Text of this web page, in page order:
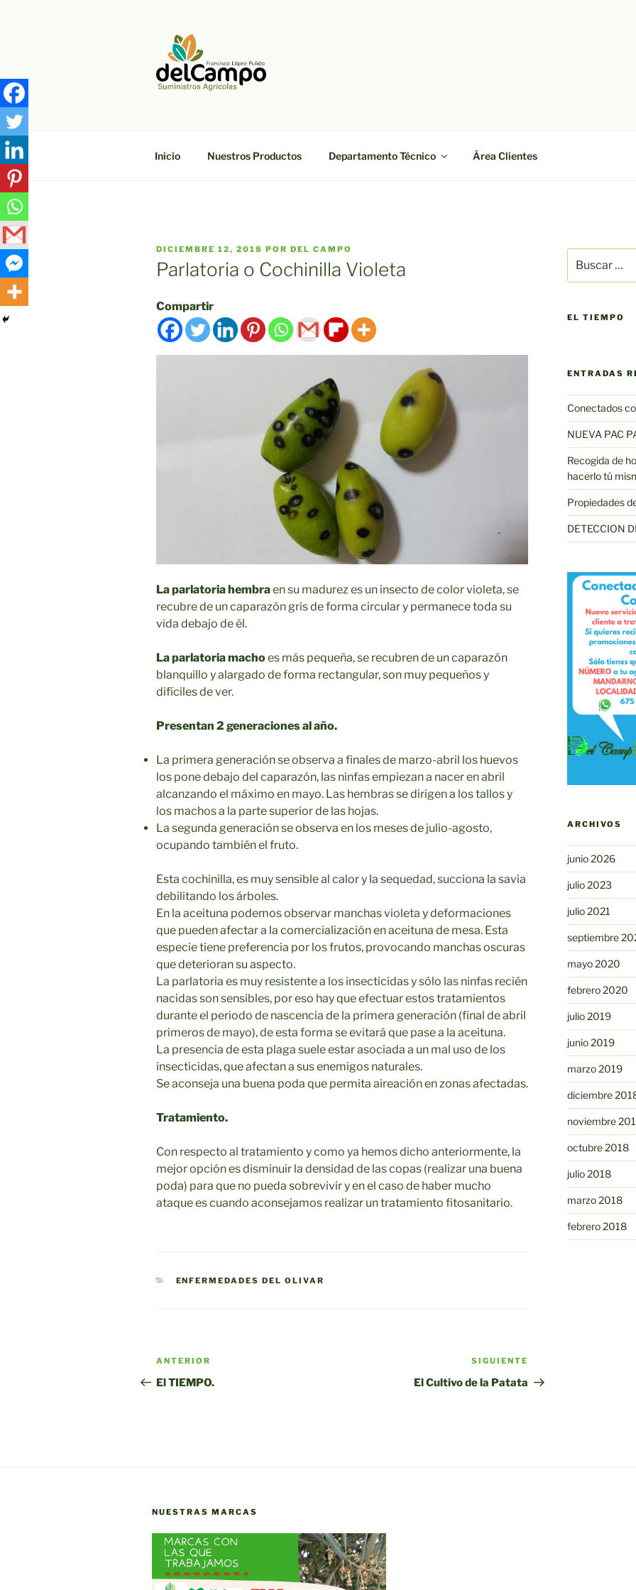
Inicio Nuestros Productos Departamento Técnico Área Clientes
PUBLICADO
EL
DICIEMBRE 12, 2018 POR DEL CAMPO
Parlatoria o Cochinilla Violeta
Compartir
La parlatoria hembraen su madurez es un insecto de color violeta, se
recubre de un caparazón gris de forma circular y permanece toda su
vida debajo de él.
La parlatoria machoes más pequeña, se recubren de un caparazón
blanquillo y alargado de forma rectangular, son muy pequeños y
difíciles de ver.
Presentan 2 generaciones al año.
La primera generación se observa a finales de marzo-abril los huevos
los pone debajo del caparazón, las ninfas empiezan a nacer en abril
alcanzando el máximo en mayo. Las hembras se dirigen a los tallos y
los machos a la parte superior de las hojas.
La segunda generación se observa en los meses de julio-agosto,
ocupando también el fruto.
Esta cochinilla, es muy sensible al calor y la sequedad, succiona la savia
debilitando los árboles.
En la aceituna podemos observar manchas violeta y deformaciones
que pueden afectar a la comercialización en aceituna de mesa. Esta
especie tiene preferencia por los frutos, provocando manchas oscuras
que deterioran su aspecto.
La parlatoria es muy resistente a los insecticidas y sólo las ninfas recién
nacidas son sensibles, por eso hay que efectuar estos tratamientos
durante el periodo de nascencia de la primera generación (final de abril
primeros de mayo), de esta forma se evitará que pase a la aceituna.
La presencia de esta plaga suele estar asociada a un mal uso de los
insecticidas, que afectan a sus enemigos naturales.
Se aconseja una buena poda que permita aireación en zonas afectadas.
Tratamiento.
Con respecto al tratamiento y como ya hemos dicho anteriormente, la
mejor opción es disminuir la densidad de las copas (realizar una buena
poda) para que no pueda sobrevivir y en el caso de haber mucho
ataque es cuando aconsejamos realizar un tratamiento fitosanitario.
CATEGORÍAS
ENFERMEDADES DEL OLIVAR
Navegación
de
Entrada
anterior:
ANTERIOR
El TIEMPO.
entrada
SIGUIENTE
El Cultivo de la Patata
por:
EL TIEMPO
ENTRADAS
Conectados
NUEVA PAC
Recogida de
hacerlo tú
Propiedades
DETECCION
ARCHIVOS
junio 2026
julio 2023
julio 2021
septiembre
mayo 2020
febrero 2020
julio 2019
junio 2019
marzo 2019
diciembre
noviembre
octubre 2018
julio 2018
marzo 2018
febrero 2018
NUESTRAS MARCAS